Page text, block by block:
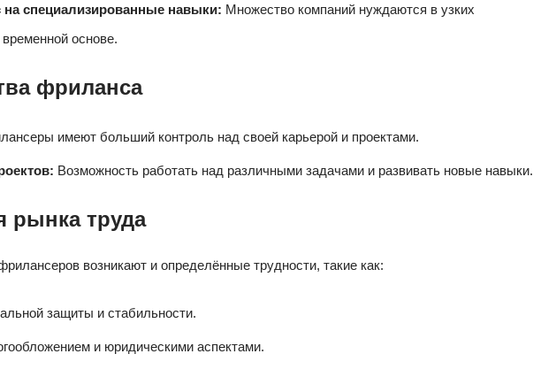
на специализированные навыки: Множество компаний нуждаются в узких
основе.
фриланса
имеют больший контроль над своей карьерой и проектами.
Возможность работать над различными задачами и развивать новые навыки.
труда
возникают и определённые трудности, такие как:
защиты и стабильности.
и юридическими аспектами.